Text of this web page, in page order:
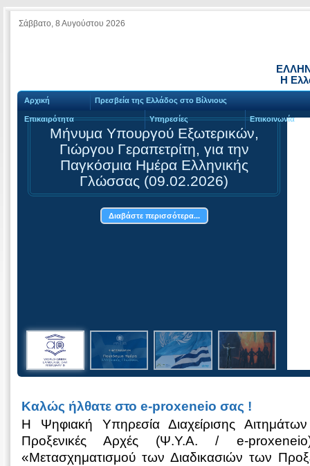
Σάββατο, 8 Αυγούστου 2026
Η
Αρχική Πρεσβεία της Ελλάδος στο Βίλνιους
Επικαιρότητα Υπηρεσίες Επικοινωνία
Μήνυμα Υπουργού Εξωτερικών,
Γιώργου Γεραπετρίτη, για την
Παγκόσμια Ημέρα Ελληνικής
Γλώσσας (09.02.2026)
Διαβάστε περισσότερα...
Καλώς ήλθατε στο e-proxeneio σας !
Η Ψηφιακή Υπηρεσία Διαχείρισης
Προξενικές Αρχές (Ψ.Υ.Α. / e-
«Μετασχηματισμού των Διαδικασιών των